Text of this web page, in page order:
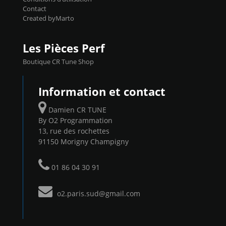
Contact
Created byMarto
Les Pièces Perf
Boutique CR Tune Shop
Information et contact
Damien CR TUNE
By O2 Programmation
13, rue des rochettes
91150 Morigny Champigny
01 86 04 30 91
o2.paris.sud@gmail.com